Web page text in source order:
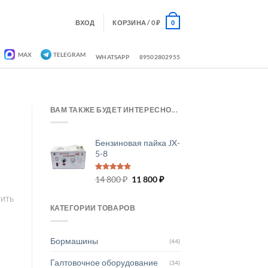
ВХОД КОРЗИНА /0₽ 0
MAX TELEGRAM WHATSAPP 89502802955
ВАМ ТАКЖЕ БУДЕТ ИНТЕРЕСНО...
Бензиновая пайка JX-
5-8
Рейтинг
5.00из 5
5
пользователей
14 800₽ Первоначальная
14 800 ₽.
11 800₽Текущая
КАТЕГОРИИ ТОВАРОВ
Бормашины (44)
Галтовочное оборудование (34)